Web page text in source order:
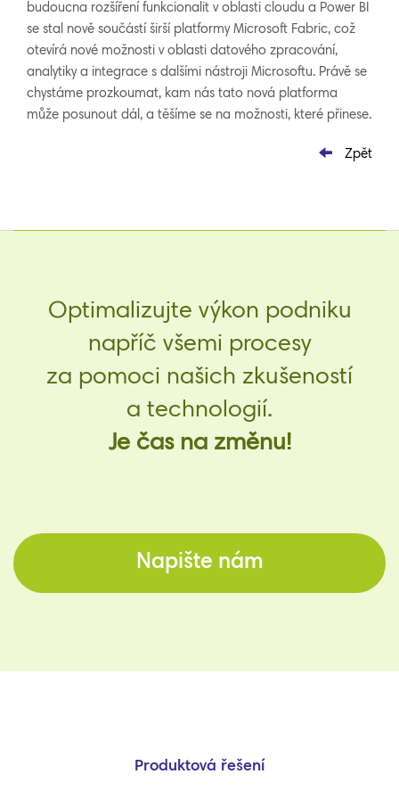
budoucna rozšíření funkcionalit v oblasti cloudu a Power BI
se stal nově součástí širší platformy Microsoft Fabric, což
otevírá nové možnosti v oblasti datového zpracování,
analytiky a integrace s dalšími nástroji Microsoftu. Právě se
chystáme prozkoumat, kam nás tato nová platforma
může posunout dál, a těšíme se na možnosti, které přinese.
Zpět
Optimalizujte výkon podniku
napříč všemi procesy
za pomoci našich zkušeností
a technologií.
Je čas na změnu!
Napište nám
Produktová řešení